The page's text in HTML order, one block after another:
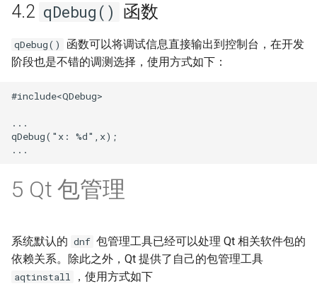
4.2 qDebug() 函数
qDebug()
函数可以将调试信息直接输出到控制台，在开发
阶段也是不错的调测选择，使用方式如下：
#include<QDebug>
...
qDebug("x: %d",x);
5 Qt 包管理
系统默认的 dnf 包管理工具已经可以处理 Qt 相关软件包的
依赖关系。除此之外，Qt 提供了自己的包管理工具
aqtinstall ，使用方式如下